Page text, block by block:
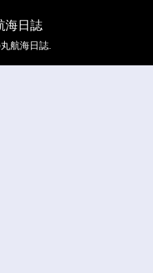
海日誌
航海日誌.